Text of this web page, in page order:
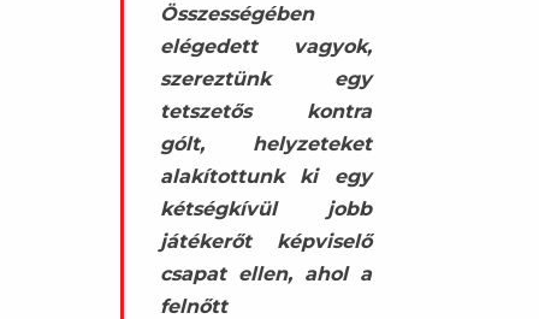
Összességében
elégedett vagyok,
szereztünk egy
tetszetős kontra
gólt, helyzeteket
alakítottunk ki egy
kétségkívül jobb
játékerőt képviselő
csapat ellen, ahol a
felnőtt